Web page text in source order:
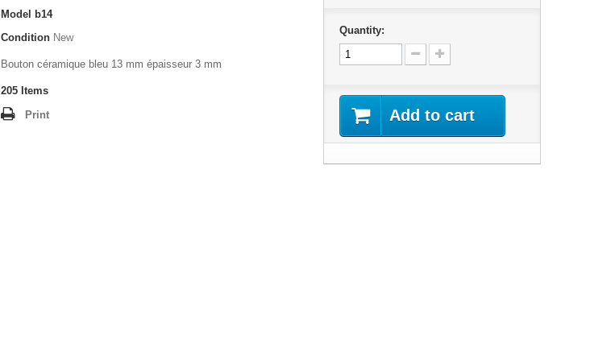
Model
b14
Condition New
Bouton céramique bleu 13 mm épaisseur 3 mm
205 Items
Print
Quantity:
Add to cart